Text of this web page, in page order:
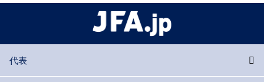
代表